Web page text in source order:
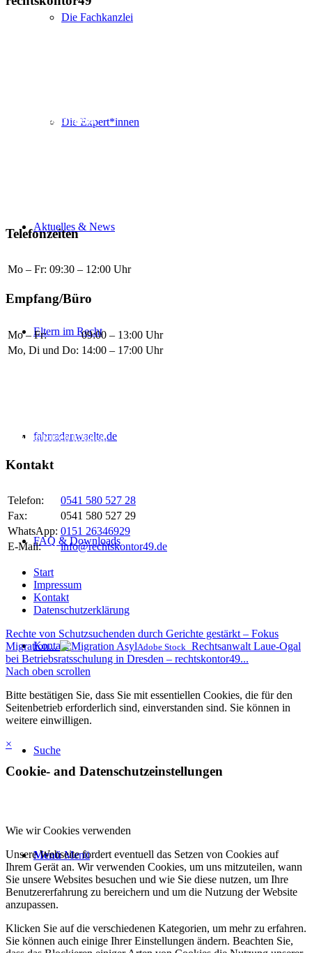
Die Fachkanzlei
Die Expert*innen
Aktuelles & News
Eltern im Recht
fahrradanwaelte.de
FAQ & Downloads
Kontakt
Suche
Menü Menü
Dustin Hirschmeier
Telefonzeiten
Mo – Fr: 09:30 – 12:00 Uhr
Empfang/Büro
Mo – Fr:
09:00 – 13:00 Uhr
Mo, Di und Do: 14:00 – 17:00 Uhr
sofort erfolgen können.
Kontakt
Telefon:
0541 580 527 28
Fax:
0541 580 527 29
WhatsApp: 0151 26346929
E-Mail:
info@rechtskontor49.de
Start
Impressum
Kontakt
Datenschutzerklärung
Rechte von Schutzsuchenden durch Gerichte gestärkt – Fokus
Migration...
Adobe Stock Rechtsanwalt Laue-Ogal
bei Betriebsratsschulung in Dresden – rechtskontor49...
Nach oben scrollen
Bitte bestätigen Sie, dass Sie mit essentiellen Cookies, die für den
Seitenbetrieb erforderlich sind, einverstanden sind. Sie können in
weitere einwilligen.
×
Cookie- and Datenschutzeinstellungen
Wie wir Cookies verwenden
Unsere Webseite fordert eventuell das Setzen von Cookies auf
Ihrem Gerät an. Wir verwenden Cookies, um uns mitzuteilen, wann
Sie unsere Websites besuchen und wie Sie diese nutzen, um Ihre
Benutzererfahrung zu bereichern und um die Nutzung der Website
anzupassen.
Klicken Sie auf die verschiedenen Kategorien, um mehr zu erfahren.
Sie können auch einige Ihrer Einstellungen ändern. Beachten Sie,